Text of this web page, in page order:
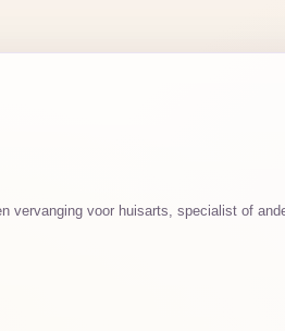
vervanging voor huisarts, specialist of